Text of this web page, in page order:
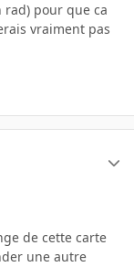
pour que ca
vraiment pas
de cette carte
une autre